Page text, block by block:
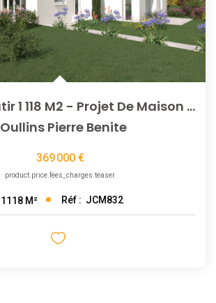
Terrain À Bâtir 1 118 M2 - Projet De Maison De 120 À 150 M2
Oullins Pierre Benite
369 000 €
product.price.fees_charges.teaser
1118 M² Réf : JCM832